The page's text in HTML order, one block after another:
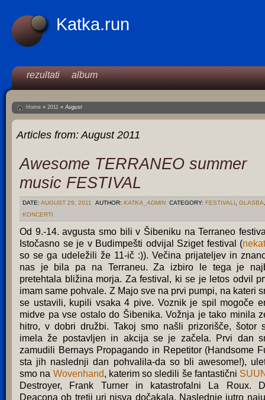
Katka.run
rezultati album
Home » 2011 »August
Articles from:August 2011
Awesome TERRANEO summer
music FESTIVAL
DATE: AUGUST 29, 2011 AUTHOR: KATKA_ADMIN CATEGORY: FESTIVALI GLASBA
KONCERTI
Od 9.-14. avgusta smo bili v Šibeniku na Terraneo
Istočasno se je v Budimpešti odvijal Sziget festival (
so se ga udeležili že 11-ič :)). Večina prijateljev in
nas je bila pa na Terraneu. Za izbiro le tega je
pretehtala bližina morja. Za festival, ki se je letos odvil
imam same pohvale. Z Majo sve na prvi pumpi, na kateri
se ustavili, kupili vsaka 4 pive. Voznik je spil mogoče
midve pa vse ostalo do Šibenika. Vožnja je tako minila
hitro, v dobri družbi. Takoj smo našli prizorišče, šotor
imela že postavljen in akcija se je začela. Prvi dan
zamudili Bernays Propagando in Repetitor (Handsome
sta jih naslednji dan pohvalila-da so bli awesome!),
smo na Wovenhand, katerim so sledili še fantastični
Destroyer, Frank Turner in katastrofalni La Roux.
Deacona ob tretji uri nisva dočakala. Naslednje jutro